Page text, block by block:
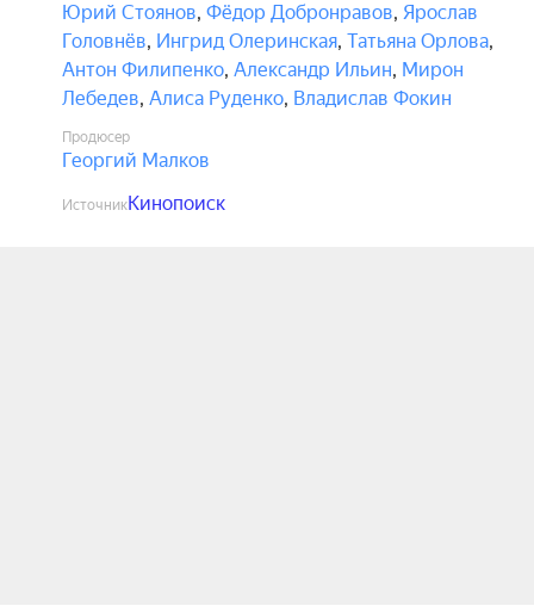
Юрий Стоянов, Фёдор Добронравов, Ярослав
Головнёв, Ингрид Олеринская, Татьяна Орлова,
Антон Филипенко, Александр Ильин, Мирон
Лебедев, Алиса Руденко, Владислав Фокин
Продюсер
Георгий Малков
ИсточникКинопоиск